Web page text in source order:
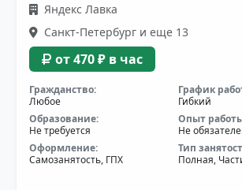
Яндекс Лавка
Санкт-Петербург и еще 13
от 470 ₽ в час
Гражданство:
Любое
График
Гибкий
Образование:
Не требуется
Опыт
Не
Оформление:
Самозанятость, ГПХ
Тип
Полная,